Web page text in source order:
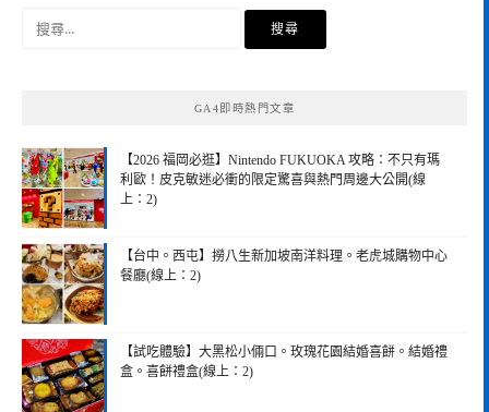
GA4即時熱門文章
【2026 福岡必逛】Nintendo FUKUOKA 攻略：不只有瑪
利歐！皮克敏迷必衝的限定驚喜與熱門周邊大公開(線
上：2)
【台中。西屯】撈八生新加坡南洋料理。老虎城購物中心
餐廳(線上：2)
【試吃體驗】大黑松小倆口。玫瑰花園結婚喜餅。結婚禮
盒。喜餅禮盒(線上：2)